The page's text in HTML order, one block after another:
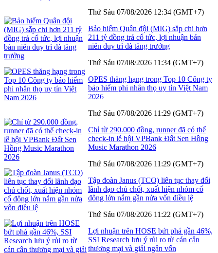
Thứ Sáu 07/08/2026 12:34 (GMT+7)
Bảo hiểm Quân đội (MIG) sắp chi hơn
211 tỷ đồng trả cổ tức, lợi nhuận bán
niên duy trì đà tăng trưởng
Thứ Sáu 07/08/2026 11:34 (GMT+7)
OPES thăng hạng trong Top 10 Công ty
bảo hiểm phi nhân thọ uy tín Việt Nam
2026
Thứ Sáu 07/08/2026 11:29 (GMT+7)
Chỉ từ 290.000 đồng, runner đã có thể
check-in lễ hội VPBank Đất Sen Hồng
Music Marathon 2026
Thứ Sáu 07/08/2026 11:29 (GMT+7)
Tập đoàn Janus (TCO) liên tục thay đổi
lãnh đạo chủ chốt, xuất hiện nhóm cổ
đông lớn nắm gần nửa vốn điều lệ
Thứ Sáu 07/08/2026 11:22 (GMT+7)
Lợi nhuận trên HOSE bứt phá gần 46%,
SSI Research lưu ý rủi ro từ cán cân
thương mại và giải ngân vốn